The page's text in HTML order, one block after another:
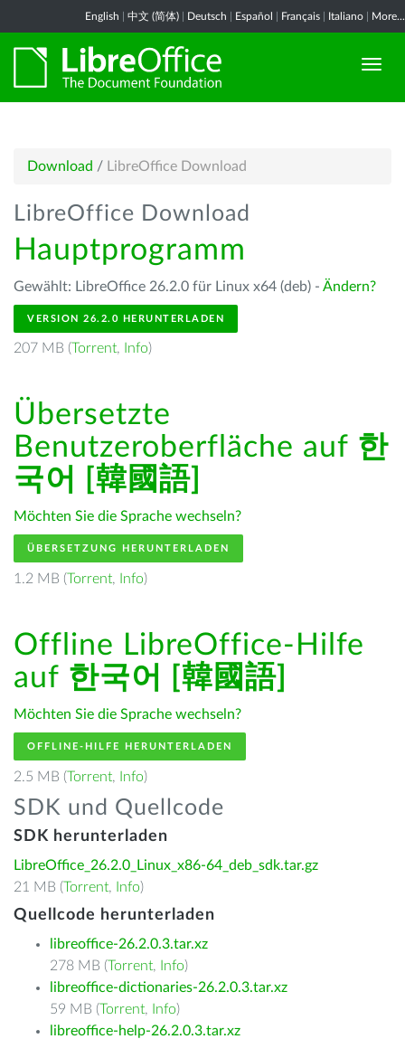
English 中文 (简体) Deutsch Español Français Italiano More...
Download / LibreOffice Download
LibreOffice Download
Hauptprogramm
Gewählt: LibreOffice 26.2.0 für Linux x64 (deb) - Ändern?
VERSION 26.2.0 HERUNTERLADEN
207 MB (Torrent, Info)
Übersetzte
Benutzeroberfläche auf 한
국어 [韓國語]
Möchten Sie die Sprache wechseln?
ÜBERSETZUNG HERUNTERLADEN
1.2 MB (Torrent, Info)
Offline LibreOffice-Hilfe
auf 한국어 [韓國語]
Möchten Sie die Sprache wechseln?
OFFLINE-HILFE HERUNTERLADEN
2.5 MB (Torrent, Info)
SDK und Quellcode
SDK herunterladen
LibreOffice_26.2.0_Linux_x86-64_deb_sdk.tar.gz
21 MB (Torrent, Info)
Quellcode herunterladen
libreoffice-26.2.0.3.tar.xz
278 MB (Torrent, Info)
libreoffice-dictionaries-26.2.0.3.tar.xz
59 MB (Torrent, Info)
libreoffice-help-26.2.0.3.tar.xz